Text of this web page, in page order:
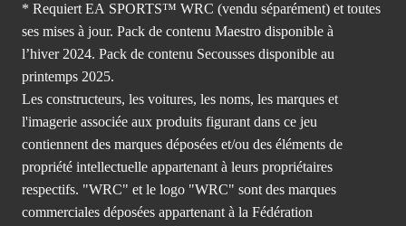
* Requiert EA SPORTS™ WRC (vendu séparément) et toutes
ses mises à jour. Pack de contenu Maestro disponible à
l’hiver 2024. Pack de contenu Secousses disponible au
printemps 2025.
Les constructeurs, les voitures, les noms, les marques et
l'imagerie associée aux produits figurant dans ce jeu
contiennent des marques déposées et/ou des éléments de
propriété intellectuelle appartenant à leurs propriétaires
respectifs. "WRC" et le logo "WRC" sont des marques
commerciales déposées appartenant à la Fédération